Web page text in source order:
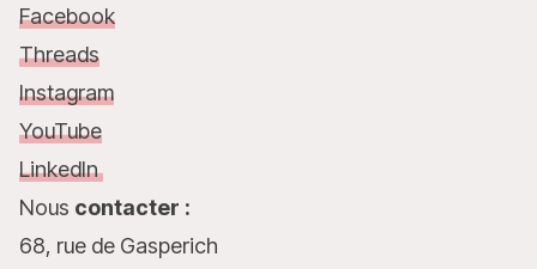
Facebook
Threads
Instagram
YouTube
LinkedIn
Nous contacter :
68, rue de Gasperich